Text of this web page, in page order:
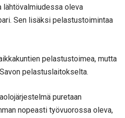
lähtövalmiudessa oleva
Sen lisäksi pelastustoimintaa
pelastustoimea, mutta
pelastuslaitokselta.
puretaan
nopeasti työvuorossa oleva,